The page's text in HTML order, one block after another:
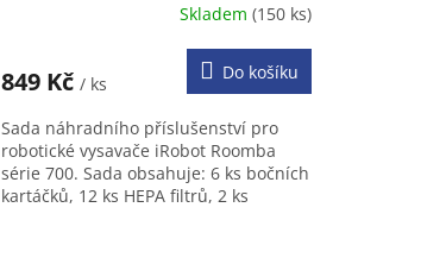
Skladem (150 ks)
849 Kč / ks
Do košíku
Sada náhradního příslušenství pro
robotické vysavače iRobot Roomba
série 700. Sada obsahuje: 6 ks bočních
kartáčků, 12 ks HEPA filtrů, 2 ks